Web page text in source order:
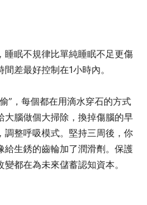
睡眠不規律比單純睡眠不足更傷
差最好控制在1小時內。
”，每個都在用滴水穿石的方式
大腦做個大掃除，換掉傷腦的早
調整呼吸模式。堅持三周後，你
給生銹的齒輪加了潤滑劑。保護
都在為未來儲蓄認知資本。